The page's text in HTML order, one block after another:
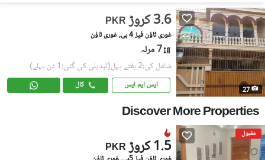
27
PKR 3.6 کروڑ
غوری ٹاؤن فیز 4 بی, غوری ٹاؤن
7 مرلہ
شامل کی:2 ہفتے پہل (تبدیلی کی گئی:1 دن پہلے)
ایس ایم ایس کال
Discover More Properties
مقبول
PKR 1.5 کروڑ